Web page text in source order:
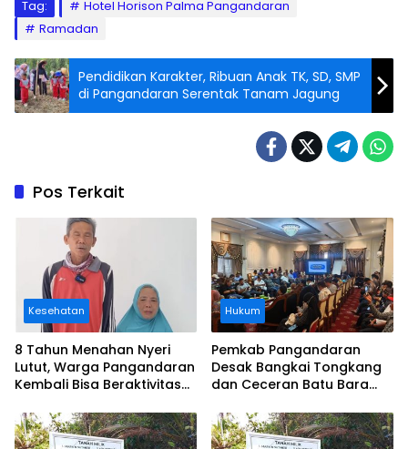
Tag:
Hotel Horison Palma Pangandaran
Ramadan
Pendidikan Karakter, Ribuan Anak TK, SD, SMP
di Pangandaran Serentak Tanam Jagung
Pos Terkait
Kesehatan
8 Tahun Menahan Nyeri
Lutut, Warga Pangandaran
Kembali Bisa Beraktivitas
Ditanggung BPJS
Hukum
Pemkab Pangandaran
Desak Bangkai Tongkang
dan Ceceran Batu Bara
Buruknya Koordinasi
Perusahaan